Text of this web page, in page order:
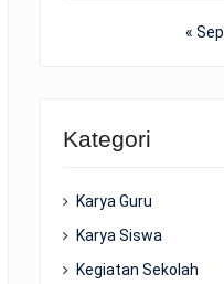
« Sep
Kategori
Karya Guru
Karya Siswa
Kegiatan Sekolah